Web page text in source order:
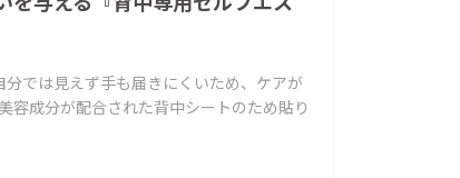
では見えず手も届きにくいため、ケアが
容成分が配合された背中シートのため貼り